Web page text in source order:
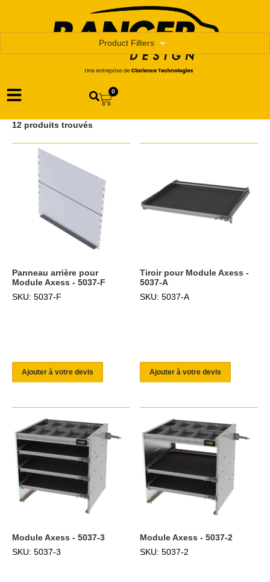
0
Product Filters
12 produits trouvés
Panneau arrière pour
Module Axess - 5037-F
SKU: 5037-F
Ajouter à votre devis
Tiroir pour Module Axess -
5037-A
SKU: 5037-A
Ajouter à votre devis
Module Axess - 5037-3
SKU: 5037-3
Module Axess - 5037-2
SKU: 5037-2